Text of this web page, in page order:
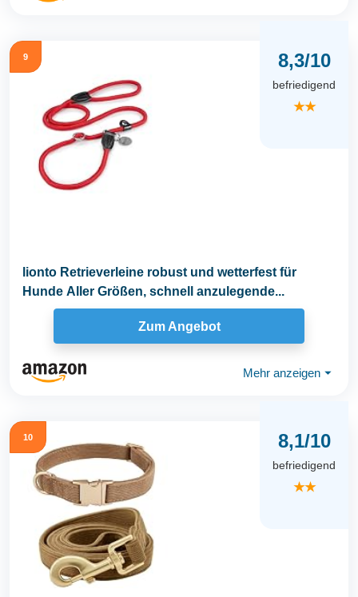
9 8,3/10
befriedigend
★★
lionto Retrieverleine robust und wetterfest für
Hunde Aller Größen, schnell anzulegende...
Zum Angebot
Mehr anzeigen ⏷
10 8,1/10
befriedigend
★★